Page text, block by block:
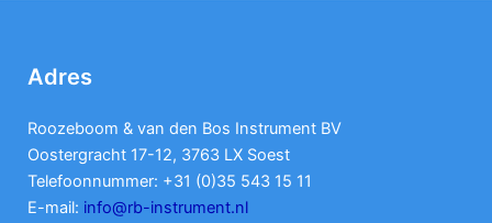
Adres
Roozeboom & van den Bos Instrument BV
Oostergracht 17-12, 3763 LX Soest
Telefoonnummer: +31 (0)35 543 15 11
E-mail: info@rb-instrument.nl